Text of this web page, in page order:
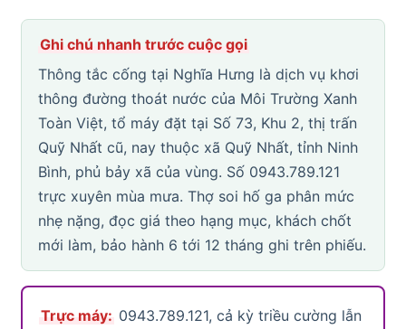
Ghi chú nhanh trước cuộc gọi
Thông tắc cống tại Nghĩa Hưng là dịch vụ khơi
thông đường thoát nước của Môi Trường Xanh
Toàn Việt, tổ máy đặt tại Số 73, Khu 2, thị trấn
Quỹ Nhất cũ, nay thuộc xã Quỹ Nhất, tỉnh Ninh
Bình, phủ bảy xã của vùng. Số 0943.789.121
trực xuyên mùa mưa. Thợ soi hố ga phân mức
nhẹ nặng, đọc giá theo hạng mục, khách chốt
mới làm, bảo hành 6 tới 12 tháng ghi trên phiếu.
Trực máy: 0943.789.121, cả kỳ triều cường lẫn